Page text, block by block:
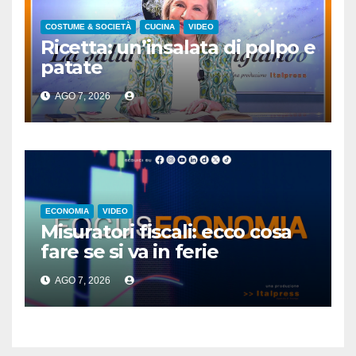
COSTUME & SOCIETÀ CUCINA VIDEO
Ricetta: un’insalata di polpo e
patate
AGO 7, 2026
ECONOMIA VIDEO
Misuratori fiscali: ecco cosa
fare se si va in ferie
AGO 7, 2026